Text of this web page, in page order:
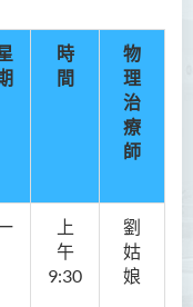
時
間
物
理
治
療
師
上
午
9:30
劉
姑
娘